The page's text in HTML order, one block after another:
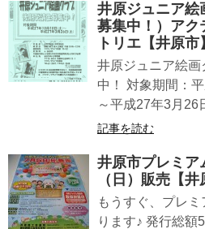
井原ジュニア絵
募集中！）ア
トリエ【井原市】
井原ジュニア絵
中！ 対象期間：
～平成27年3月26
記事を読む
井原市プレミア
（日）販売【井
もうすぐ、プレ
ります♪ 発行総額